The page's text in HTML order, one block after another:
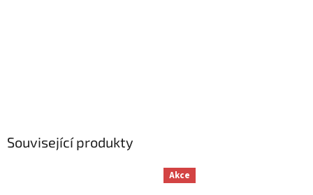
Související produkty
Akce